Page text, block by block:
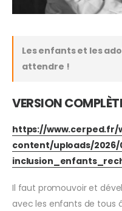
Les enfants et les
attendre !
VERSION
https://www.cerped.fr/
content/uploads/2026/
Il faut promouvoir et
avec les enfants de tous